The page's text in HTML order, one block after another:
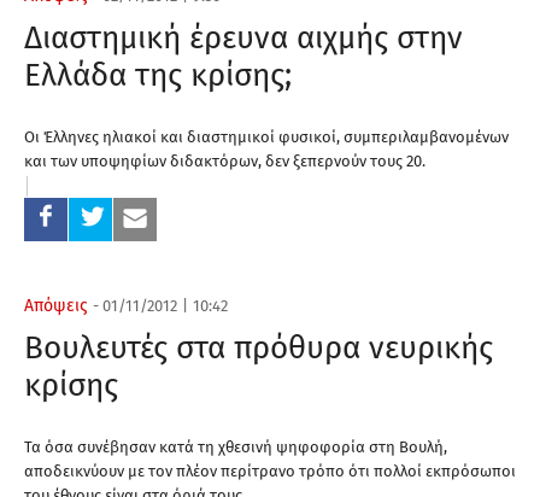
Διαστημική έρευνα αιχμής στην
Ελλάδα της κρίσης;
Οι Έλληνες ηλιακοί και διαστημικοί φυσικοί, συμπεριλαμβανομένων
και των υποψηφίων διδακτόρων, δεν ξεπερνούν τους 20.
Απόψεις - 01/11/2012 10:42
Βουλευτές στα πρόθυρα νευρικής
κρίσης
Τα όσα συνέβησαν κατά τη χθεσινή ψηφοφορία στη Βουλή,
αποδεικνύουν με τον πλέον περίτρανο τρόπο ότι πολλοί εκπρόσωποι